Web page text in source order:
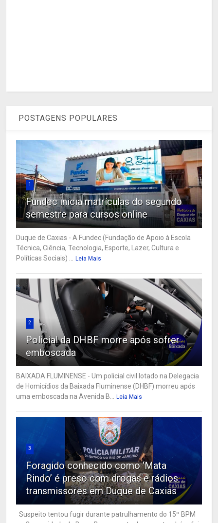
POSTAGENS POPULARES
1
Fundec inicia matrículas do segundo
semestre para cursos online
Duque de Caxias - A Fundec (Fundação de Apoio à Escola
Técnica, Ciência, Tecnologia, Esporte, Lazer, Cultura e
Políticas Sociais) ...
Leia Mais
2
Policial da DHBF morre após sofrer
emboscada
BAIXADA FLUMINENSE - Um policial civil lotado na Delegacia
de Homicídios da Baixada Fluminense (DHBF) morreu após
uma emboscada na Avenida B...
Leia Mais
3
Foragido conhecido como ‘Mata
Rindo’ é preso com drogas e rádios
transmissores em Duque de Caxias
Suspeito tentou fugir durante patrulhamento do 15º BPM